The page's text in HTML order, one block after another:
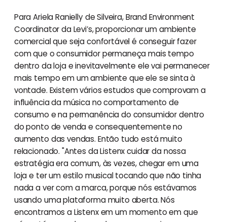
Para Ariela Ranielly de Silveira, Brand Environment
Coordinator da Levi’s, proporcionar um ambiente
comercial que seja confortável é conseguir fazer
com que o consumidor permaneça mais tempo
dentro da loja e inevitavelmente ele vai permanecer
mais tempo em um ambiente que ele se sinta à
vontade. Existem vários estudos que comprovam a
influência da música no comportamento de
consumo e na permanência do consumidor dentro
do ponto de venda e consequentemente no
aumento das vendas. Então tudo está muito
relacionado. "Antes da Listenx cuidar da nossa
estratégia era comum, às vezes, chegar em uma
loja e ter um estilo musical tocando que não tinha
nada a ver com a marca, porque nós estávamos
usando uma plataforma muito aberta. Nós
encontramos a Listenx em um momento em que